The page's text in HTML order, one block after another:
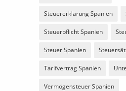
Steuererklärung Spanien
Steuerpflicht Spanien
Steuer Spanien
Tarifvertrag Spanien
Vermögensteuer Spanien